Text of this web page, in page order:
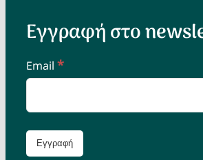
Εγγραφή στο
Email *